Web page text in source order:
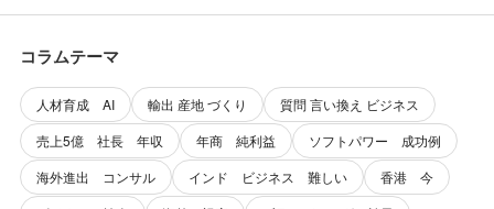
コラムテーマ
人材育成 AI 輸出 産地 づくり
質問 言い換え ビジネス
売上5億 社長 年収
年商 純利益
ソフトパワー 成功例
海外進出 コンサル
インド ビジネス 難しい
香港 今